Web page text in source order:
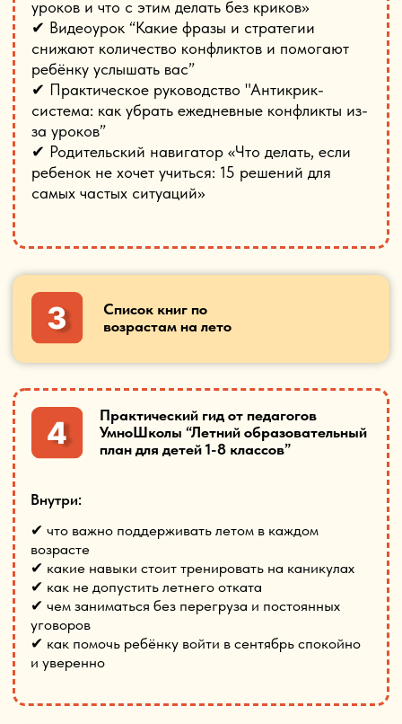
уверенно
✔ Законодательная база
✔ Пошаговая инструкция по переходу
✔ Примеры, необходимых заявлений
Внутри:
Подробная инструкция по
переходу на семейное обучение
7990 ₽
ПЕРЕЙТИ НА ПРАКТИЧЕСКИЙ ПАКЕТ
Стоимость практического пакета
только для участников практикума